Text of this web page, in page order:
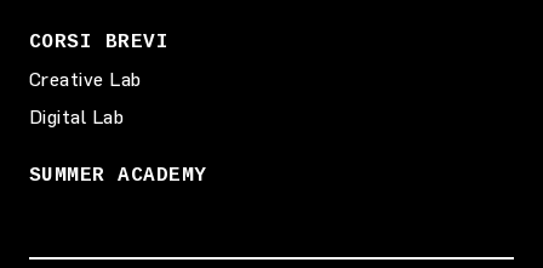
CORSI BREVI
Creative Lab
Digital Lab
SUMMER ACADEMY